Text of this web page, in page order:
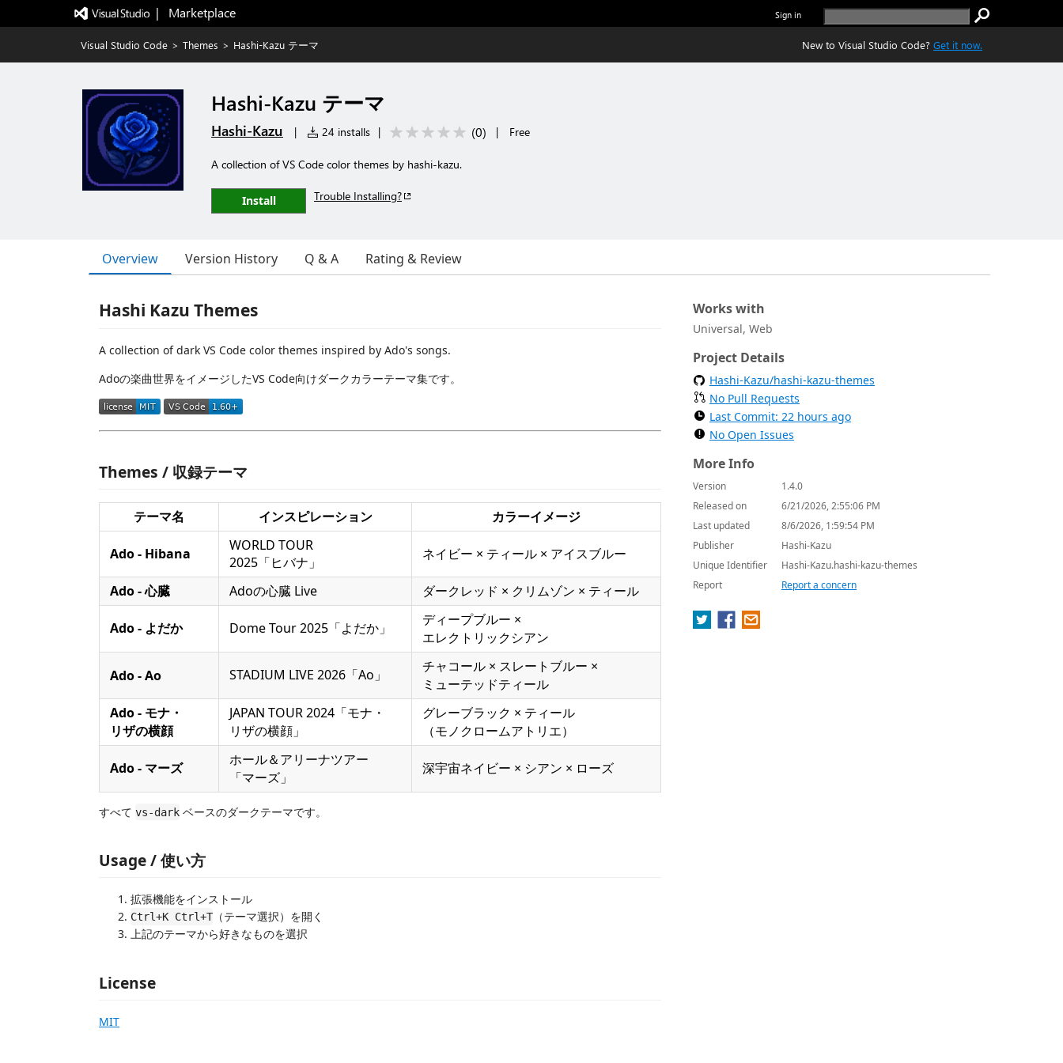
|   Marketplace Sign in
Visual Studio Code > Themes > Hashi-Kazu テーマ New to Visual Studio Code? Get it now.
Hashi-Kazu テーマ
Hashi-Kazu | 24 installs | (0) | Free
A collection of VS Code color themes by hashi-kazu.
Install Trouble Installing?
Overview Version History Q & A Rating & Review
Hashi Kazu Themes
A collection of dark VS Code color themes inspired by Ado's songs.
Adoの楽曲世界をイメージしたVS Code向けダークカラーテーマ集です。
Themes / 収録テーマ
テーマ名 インスピレーション カラーイメージ
Ado - Hibana
WORLD TOUR
2025「ヒバナ」
ネイビー × ティール × アイスブルー
Ado - 心臓 Adoの心臓 Live ダークレッド × クリムゾン × ティール
Ado - よだか Dome Tour 2025「よだか」
ディープブルー ×
エレクトリックシアン
Ado - Ao STADIUM LIVE 2026「Ao」
チャコール × スレートブルー ×
ミューテッドティール
Ado - モナ・
リザの横顔
JAPAN TOUR 2024「モナ・
リザの横顔」
グレーブラック × ティール
（モノクロームアトリエ）
Ado - マーズ
ホール＆アリーナツアー
「マーズ」
深宇宙ネイビー × シアン × ローズ
すべて vs-dark ベースのダークテーマです。
Usage / 使い方
拡張機能をインストール
Ctrl+K Ctrl+T（テーマ選択）を開く
上記のテーマから好きなものを選択
License
MIT
Works with
Universal, Web
Project Details
Hashi-Kazu/hashi-kazu-themes
No Pull Requests
Last Commit: 22 hours ago
No Open Issues
More Info
Version
1.4.0
Released on
6/21/2026, 2:55:06 PM
Last updated
8/6/2026, 1:59:54 PM
Publisher
Hashi-Kazu
Unique Identifier
Hashi-Kazu.hashi-kazu-themes
Report
Report a concern